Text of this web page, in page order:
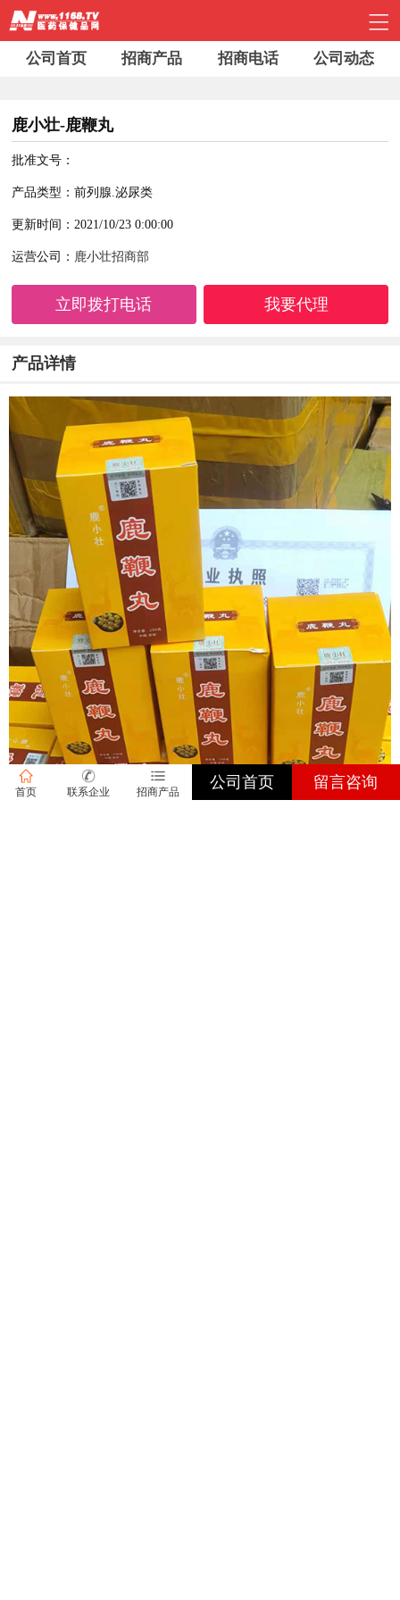
公司首页 招商产品 招商电话 公司动态
鹿小壮-鹿鞭丸
批准文号：
产品类型：前列腺.泌尿类
更新时间：2021/10/23 0:00:00
运营公司： 鹿小壮招商部
立即拨打电话 我要代理
产品详情
首页 联系企业 招商产品
公司首页 留言咨询